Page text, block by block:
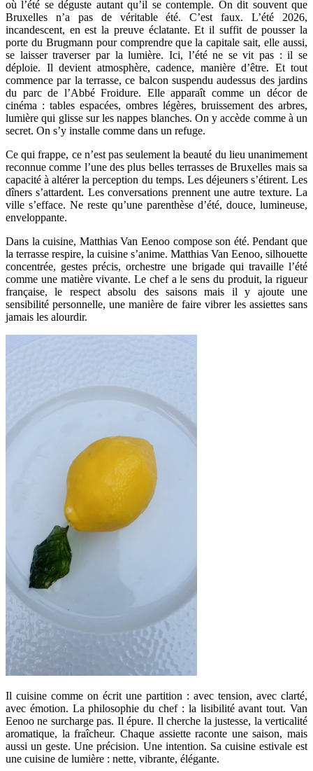
où l’été se déguste autant qu’il se contemple. On dit souvent que
Bruxelles n’a pas de véritable été. C’est faux. L’été 2026,
incandescent, en est la preuve éclatante. Et il suffit de pousser la
porte du Brugmann pour comprendre que la capitale sait, elle aussi,
se laisser traverser par la lumière. Ici, l’été ne se vit pas : il se
déploie. Il devient atmosphère, cadence, manière d’être. Et tout
commence par la terrasse, ce balcon suspendu audessus des jardins
du parc de l’Abbé Froidure. Elle apparaît comme un décor de
cinéma : tables espacées, ombres légères, bruissement des arbres,
lumière qui glisse sur les nappes blanches. On y accède comme à un
secret. On s’y installe comme dans un refuge.
Ce qui frappe, ce n’est pas seulement la beauté du lieu unanimement
reconnue comme l’une des plus belles terrasses de Bruxelles mais sa
capacité à altérer la perception du temps. Les déjeuners s’étirent. Les
dîners s’attardent. Les conversations prennent une autre texture. La
ville s’efface. Ne reste qu’une parenthèse d’été, douce, lumineuse,
enveloppante.
Dans la cuisine, Matthias Van Eenoo compose son été. Pendant que
la terrasse respire, la cuisine s’anime. Matthias Van Eenoo, silhouette
concentrée, gestes précis, orchestre une brigade qui travaille l’été
comme une matière vivante. Le chef a le sens du produit, la rigueur
française, le respect absolu des saisons mais il y ajoute une
sensibilité personnelle, une manière de faire vibrer les assiettes sans
jamais les alourdir.
Il cuisine comme on écrit une partition : avec tension, avec clarté,
avec émotion. La philosophie du chef : la lisibilité avant tout. Van
Eenoo ne surcharge pas. Il épure. Il cherche la justesse, la verticalité
aromatique, la fraîcheur. Chaque assiette raconte une saison, mais
aussi un geste. Une précision. Une intention. Sa cuisine estivale est
une cuisine de lumière : nette, vibrante, élégante.